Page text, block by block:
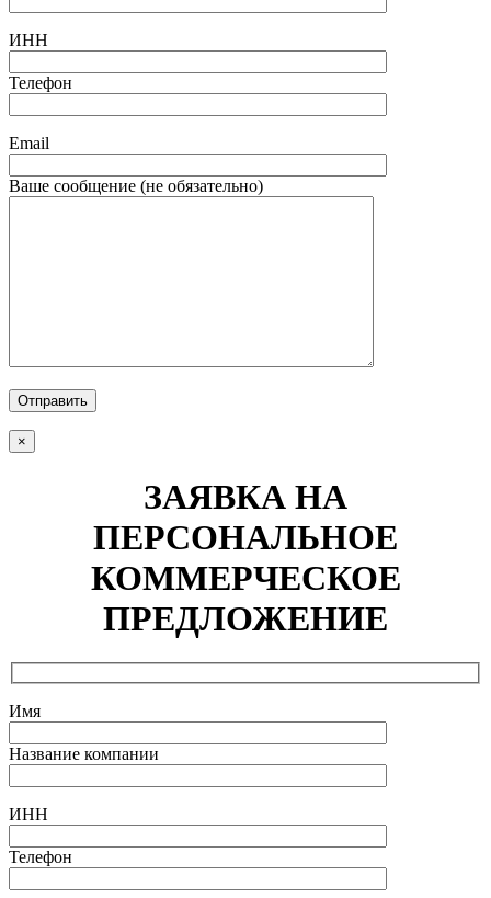
ИНН
Телефон
Email
Ваше сообщение (не обязательно)
Отправить
×
ЗАЯВКА НА
ПЕРСОНАЛЬНОЕ
КОММЕРЧЕСКОЕ
ПРЕДЛОЖЕНИЕ
Имя
Название компании
ИНН
Телефон